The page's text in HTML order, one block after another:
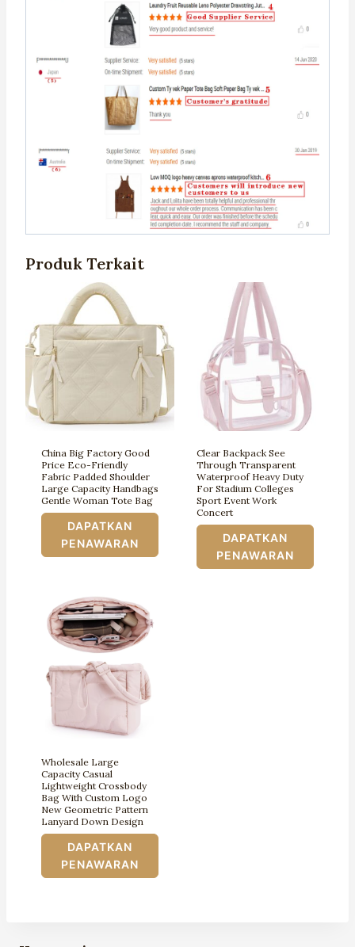
Produk Terkait
China Big Factory Good
Price Eco-Friendly
Fabric Padded Shoulder
Large Capacity Handbags
Gentle Woman Tote Bag
DAPATKAN
PENAWARAN
Clear Backpack See
Through Transparent
Waterproof Heavy Duty
For Stadium Colleges
Sport Event Work
Concert
DAPATKAN
PENAWARAN
Wholesale Large
Capacity Casual
Lightweight Crossbody
Bag With Custom Logo
New Geometric Pattern
Lanyard Down Design
DAPATKAN
PENAWARAN